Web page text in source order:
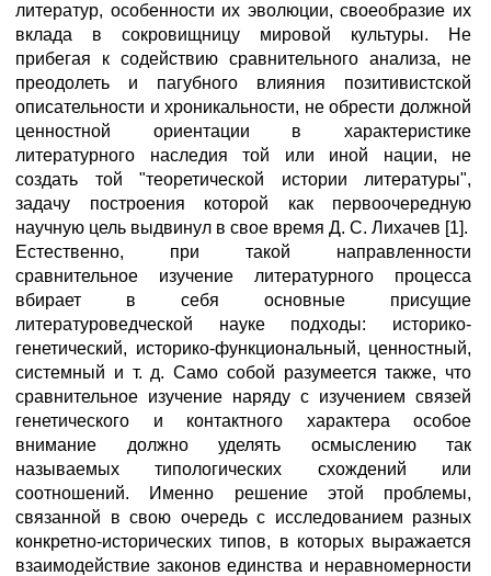
литератур, особенности их эволюции, своеобразие их
вклада в сокровищницу мировой культуры. Не
прибегая к содействию сравнительного анализа, не
преодолеть и пагубного влияния позитивистской
описательности и хроникальности, не обрести должной
ценностной ориентации в характеристике
литературного наследия той или иной нации, не
создать той "теоретической истории литературы",
задачу построения которой как первоочередную
научную цель выдвинул в свое время Д. С. Лихачев [1].
Естественно, при такой направленности
сравнительное изучение литературного процесса
вбирает в себя основные присущие
литературоведческой науке подходы: историко-
генетический, историко-функциональный, ценностный,
системный и т. д. Само собой разумеется также, что
сравнительное изучение наряду с изучением связей
генетического и контактного характера особое
внимание должно уделять осмыслению так
называемых типологических схождений или
соотношений. Именно решение этой проблемы,
связанной в свою очередь с исследованием разных
конкретно-исторических типов, в которых выражается
взаимодействие законов единства и неравномерности